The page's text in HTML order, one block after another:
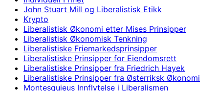
John Stuart Mill og Liberalistisk Etikk
Krypto
Liberalistisk Økonomi etter Mises Prinsipper
Liberalistisk Økonomisk Tenkning
Liberalistiske Friemarkedsprinsipper
Liberalistiske Prinsipper for Eiendomsrett
Liberalistiske Prinsipper fra Friedrich Hayek
Liberalistiske Prinsipper fra Østerriksk Økonomi
Montesquieus Innflytelse i Liberalismen